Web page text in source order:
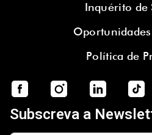
Inquérito de
Política de
Subscreva a